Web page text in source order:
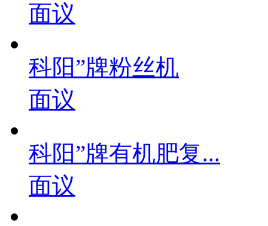
面议
科阳”牌粉丝机
面议
科阳”牌有机肥复...
面议